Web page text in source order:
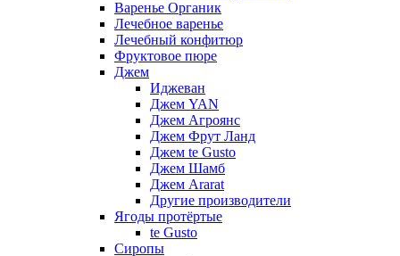
Варенье Органик
Лечебное варенье
Лечебный конфитюр
Фруктовое пюре
Джем
Иджеван
Джем YAN
Джем Агроянс
Джем Фрут Ланд
Джем te Gusto
Джем Шамб
Джем Ararat
Другие производители
Ягоды протёртые
te Gusto
Сиропы